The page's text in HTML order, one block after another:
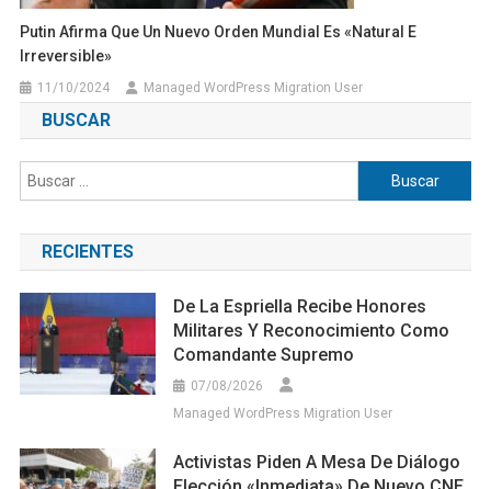
Putin Afirma Que Un Nuevo Orden Mundial Es «natural E
Irreversible»
11/10/2024 Managed WordPress Migration User
BUSCAR
Buscar:
RECIENTES
De La Espriella Recibe Honores
Militares Y Reconocimiento Como
Comandante Supremo
07/08/2026
Managed WordPress Migration User
Activistas Piden A Mesa De Diálogo